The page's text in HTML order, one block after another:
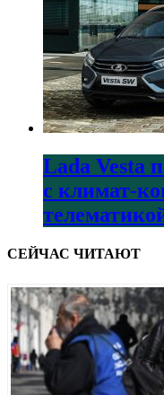
Lada Vesta
с климат-
СЕЙЧАС ЧИТАЮТ